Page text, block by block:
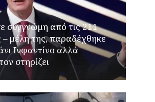
συγγνώμη από τις 211
μέλη της, παραδέχθηκε
Ινφαντίνο αλλά
στηρίζει